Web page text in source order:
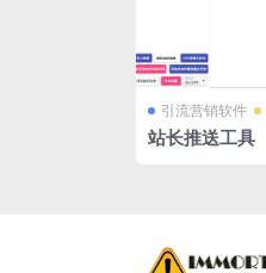
引流营销软件
站长推送工具